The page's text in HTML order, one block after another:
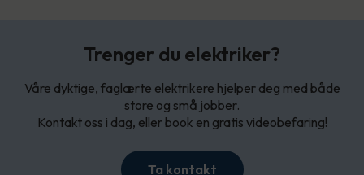
Trenger du elektriker?
Våre dyktige, faglærte elektrikere hjelper deg med både
store og små jobber.
Kontakt oss i dag, eller book en gratis videobefaring!
Ta kontakt